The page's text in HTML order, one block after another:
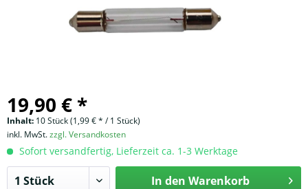
19,90 € *
Inhalt: 10 Stück (1,99 € * / 1 Stück)
inkl. MwSt.zzgl. Versandkosten
Sofort versandfertig, Lieferzeit ca. 1-3 Werktage
In den Warenkorb